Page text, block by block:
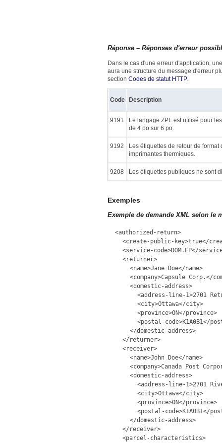
Réponse – Réponses d'erreur
Dans le cas d'une erreur d'application,
aura une structure du message d'erreur
section Codes de statut HTTP.
Code Description
9191
Le langage ZPL est utilisé pour
de 4 po sur 6 po.
9192
Les étiquettes de retour de
imprimantes thermiques.
9208 Les étiquettes publiques ne sont
Exemples
Exemple de demande XML selon le
<authorized-return>
<create-public-key>true</
<service-code>DOM.EP</
<returner>
<name>Jane Doe</name>
<company>Capsule Corp.</
<domestic-address>
<address-line-1>2701
<city>Ottawa</city>
<province>ON</province>
<postal-code>K1A0B1</
</domestic-address>
</returner>
<receiver>
<name>John Doe</name>
<company>Canada Post
<domestic-address>
<address-line-1>2701
<city>Ottawa</city>
<province>ON</province>
<postal-code>K1A0B1</
</domestic-address>
</receiver>
<parcel-characteristics>